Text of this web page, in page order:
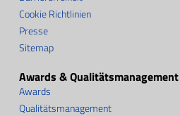
Cookie Richtlinien
Presse
Sitemap
Awards & Qualitätsmanagement
Awards
Qualitätsmanagement